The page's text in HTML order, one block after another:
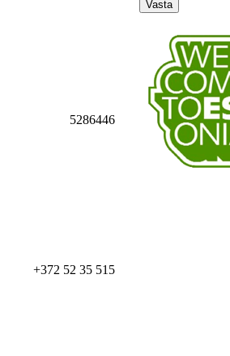
5286446
+372 52 35 515